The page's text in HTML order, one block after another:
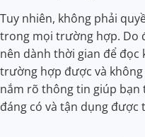
Tuy nhiên, không phải
trong mọi trường hợp. Do
nên dành thời gian để đọc
trường hợp được và
nắm rõ thông tin giúp
đáng có và tận dụng được